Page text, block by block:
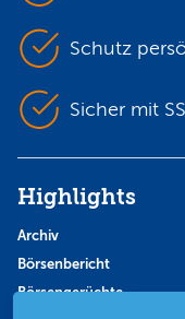
Schutz
Sicher mit
Highlights
Archiv
Börsenbericht
Börsengerüchte